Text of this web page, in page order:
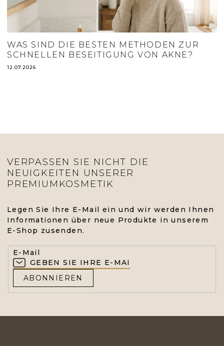
WAS SIND DIE BESTEN METHODEN ZUR
SCHNELLEN BESEITIGUNG VON AKNE?
12.07.2026
VERPASSEN SIE NICHT DIE
NEUIGKEITEN UNSERER
PREMIUMKOSMETIK
Legen Sie Ihre E-Mail ein und wir werden Ihnen
Informationen über neue Produkte in unserem
E-Shop zusenden.
E-Mail
ABONNIEREN